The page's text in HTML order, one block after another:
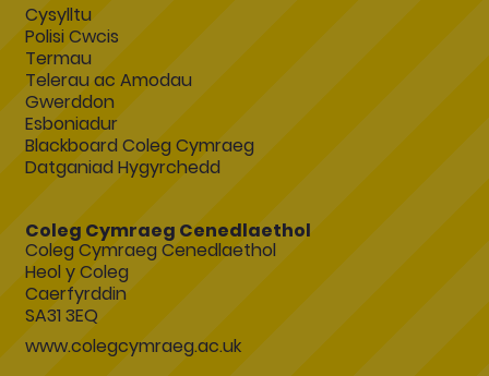
Cysylltu
Polisi Cwcis
Termau
Telerau ac Amodau
Gwerddon
Esboniadur
Blackboard Coleg Cymraeg
Datganiad Hygyrchedd
Coleg Cymraeg Cenedlaethol
Coleg Cymraeg Cenedlaethol
Heol y Coleg
Caerfyrddin
SA31 3EQ
www.colegcymraeg.ac.uk